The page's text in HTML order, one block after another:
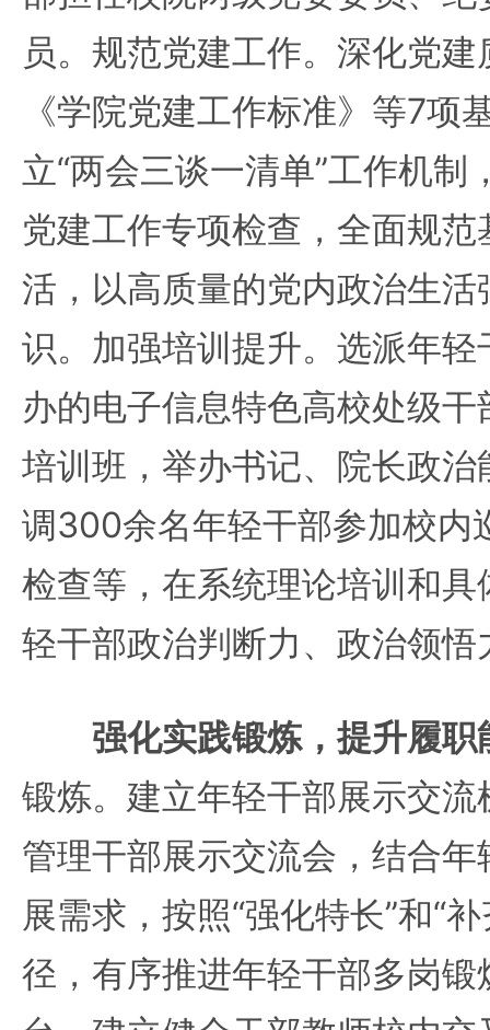
员。规范党建工作。深化党
《学院党建工作标准》等7项
立“两会三谈一清单”工作机制
党建工作专项检查，全面规
活，以高质量的党内政治生
识。加强培训提升。选派年
办的电子信息特色高校处级
培训班，举办书记、院长政
调300余名年轻干部参加校内
检查等，在系统理论培训和
轻干部政治判断力、政治领
强化实践锻炼，提升履职
锻炼。建立年轻干部展示交
管理干部展示交流会，结合
展需求，按照“强化特长”和“
径，有序推进年轻干部多岗